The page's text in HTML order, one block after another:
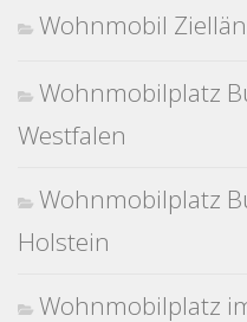
Wohnmobil
Wohnmobilplatz
Westfalen
Wohnmobilplatz
Holstein
Wohnmobilplatz